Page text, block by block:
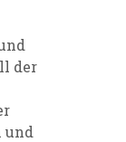
der
und